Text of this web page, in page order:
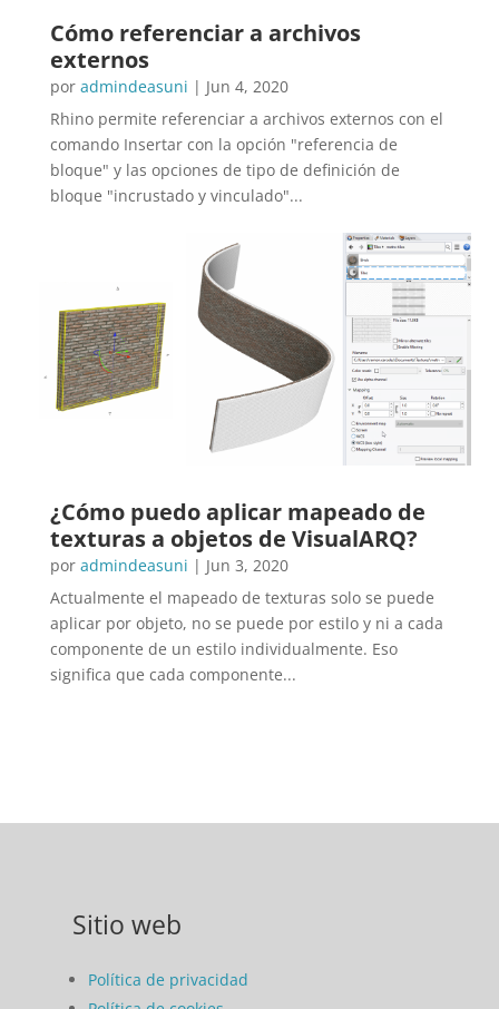
Cómo referenciar a archivos
externos
por admindeasuni | Jun 4, 2020
Rhino permite referenciar a archivos externos con el
comando Insertar con la opción "referencia de
bloque" y las opciones de tipo de definición de
bloque "incrustado y vinculado"...
¿Cómo puedo aplicar mapeado de
texturas a objetos de VisualARQ?
por admindeasuni | Jun 3, 2020
Actualmente el mapeado de texturas solo se puede
aplicar por objeto, no se puede por estilo y ni a cada
componente de un estilo individualmente. Eso
significa que cada componente...
Sitio web
Política de privacidad